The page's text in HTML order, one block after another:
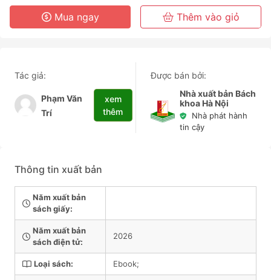
3 Năm
Mua ngay Thêm vào giỏ
Tác giả:
Phạm Văn
Trí
xem
thêm
Được bán bởi:
Nhà xuất bản Bách
khoa Hà Nội
Nhà phát hành
tin cậy
Thông tin xuất bản
Năm xuất bản
sách giấy:
Năm xuất bản
sách điện tử:
2026
Loại sách: Ebook;